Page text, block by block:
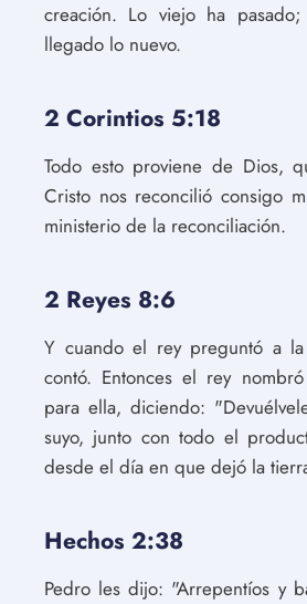
creación. Lo viejo ha
llegado lo nuevo.
2 Corintios 5:18
Todo esto proviene de Dios,
Cristo nos reconcilió consigo
ministerio de la reconciliación.
2 Reyes 8:6
Y cuando el rey preguntó a
contó. Entonces el rey
para ella, diciendo:
suyo, junto con todo el
desde el día en que dejó la
Hechos 2:38
Pedro les dijo: "Arrepentíos y